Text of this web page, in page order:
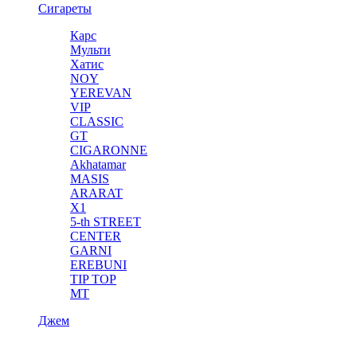
Сигареты
Карс
Мульти
Хатис
NOY
YEREVAN
VIP
CLASSIC
GT
CIGARONNE
Akhatamar
MASIS
ARARAT
X1
5-th STREET
CENTER
GARNI
EREBUNI
TIP TOP
MT
Джем